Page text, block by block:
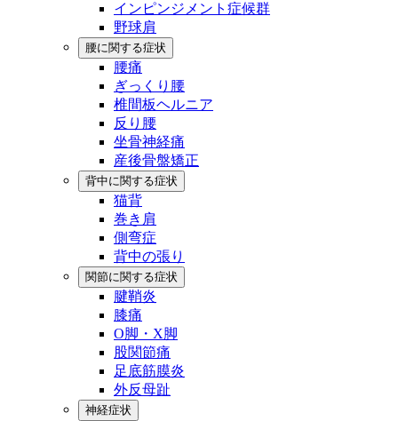
インピンジメント症候群
野球肩
腰に関する症状
腰痛
ぎっくり腰
椎間板ヘルニア
反り腰
坐骨神経痛
産後骨盤矯正
背中に関する症状
猫背
巻き肩
側弯症
背中の張り
関節に関する症状
腱鞘炎
膝痛
O脚・X脚
股関節痛
足底筋膜炎
外反母趾
神経症状